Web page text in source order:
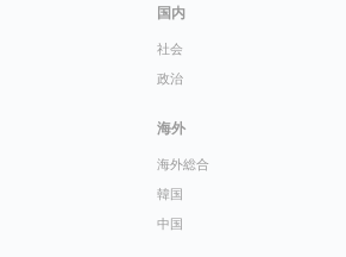
国内
社会
政治
海外
海外総合
韓国
中国